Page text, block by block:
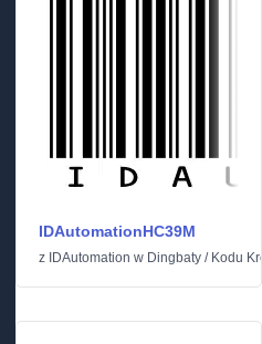
IDAutomationHC39M
z IDAutomation w Dingbaty / Kodu